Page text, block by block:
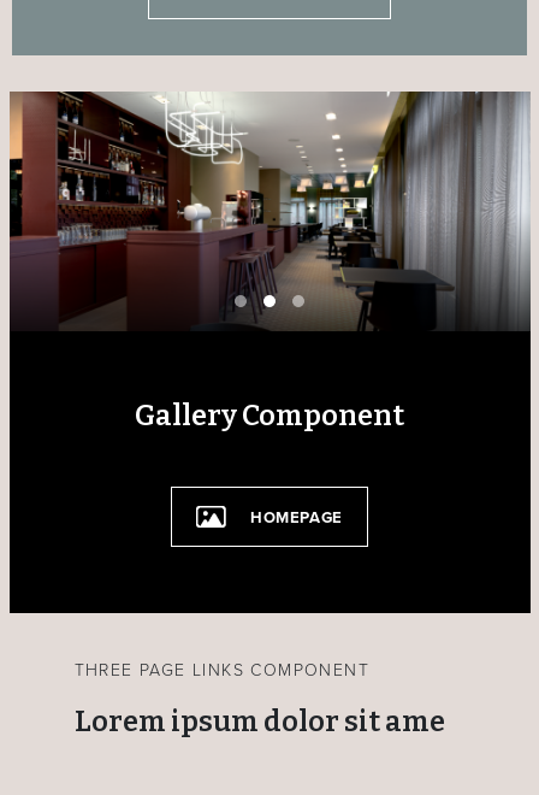
Gallery Component
HOMEPAGE
THREE PAGE LINKS COMPONENT
Lorem ipsum dolor sit ame